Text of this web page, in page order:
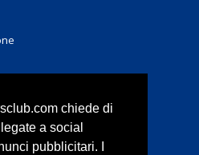
chiede di
a social
pubblicitari. I